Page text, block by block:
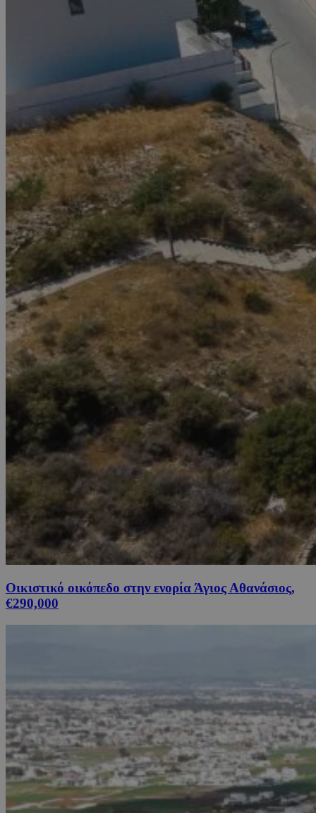
Οικιστικό οικόπεδο στην ενορία Άγιος Αθανάσιος,
€290,000